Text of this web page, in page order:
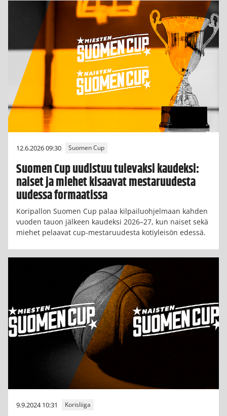
12.6.2026 09:30 Suomen Cup
Suomen Cup uudistuu tulevaksi kaudeksi:
naiset ja miehet kisaavat mestaruudesta
uudessa formaatissa
Koripallon Suomen Cup palaa kilpailuohjelmaan kahden
vuoden tauon jälkeen kaudeksi 2026–27, kun naiset sekä
miehet pelaavat cup-mestaruudesta kotiyleisön edessä.
9.9.2024 10:31 Korisliiga